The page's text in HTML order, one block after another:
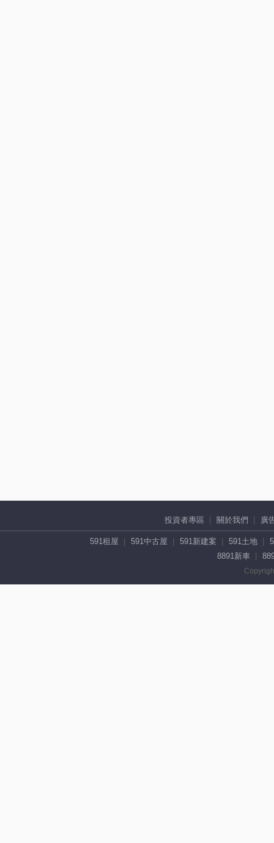
投資者專區 關於我們 廣
591租屋 591中古屋 591新建案 591土地
8891新車